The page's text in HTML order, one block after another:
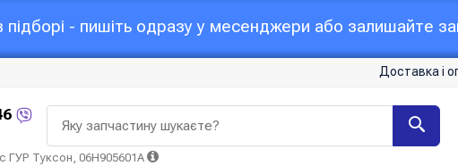
- пишіть одразу у месенджери або залишайте
Доставка і
Яку запчастину шукаєте?
ГУР Туксон, 06H905601A